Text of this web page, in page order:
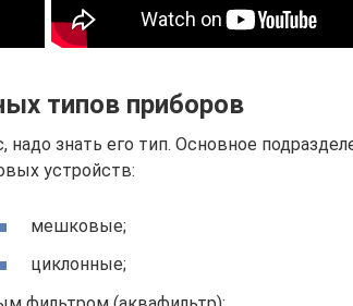
типов приборов
знать его тип. Основное
устройств:
мешковые;
циклонные;